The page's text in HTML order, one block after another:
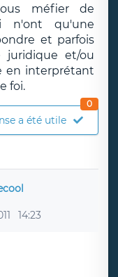
méfier de
n'ont qu'une
et parfois
juridique et/ou
en interprétant
foi.
a été utile
0
14:23